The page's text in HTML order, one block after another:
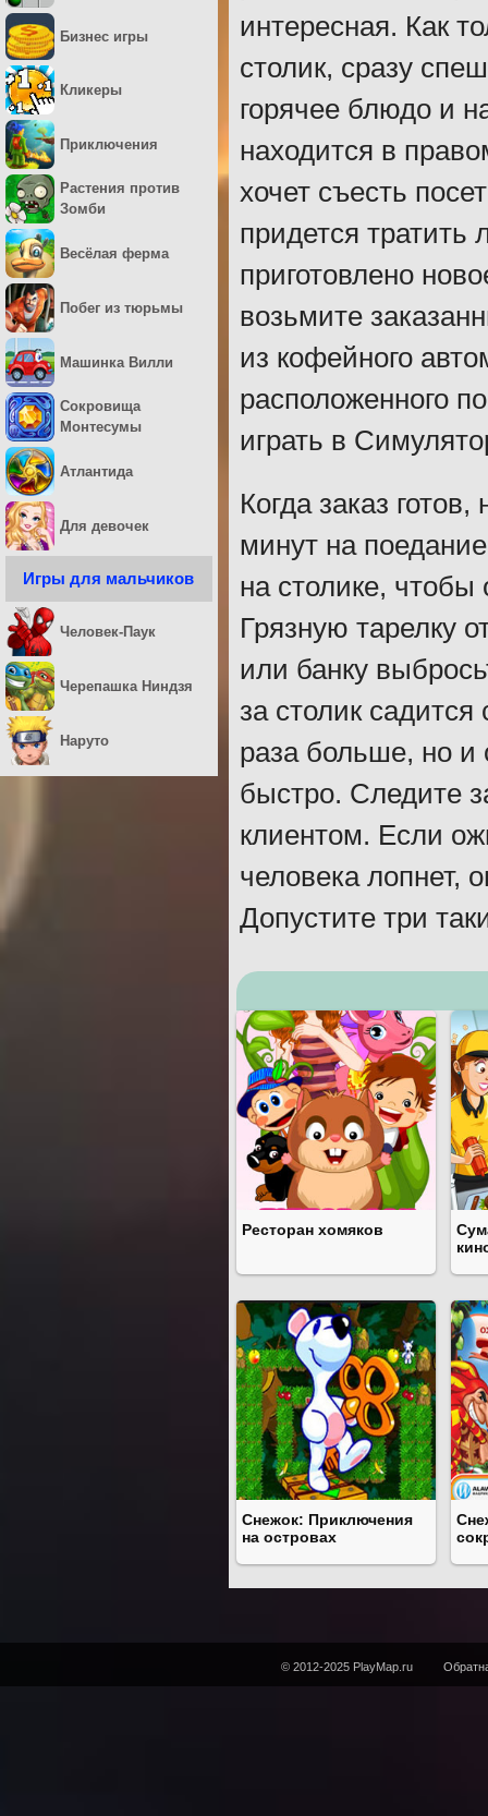
интересная. Как
столик, сразу
горячее блюдо и
находится в
хочет съесть
придется
приготовлено
возьмите
из кофейного
расположенного
играть в
Когда заказ
минут на
на столике, чтобы
Грязную тарелку
или банку
за столик
раза больше, но и
быстро. Следите
клиентом. Если
человека лопнет,
Допустите три
Ресторан хомяков
Снежок: Приключения
на островах
Бизнес игры
Кликеры
Приключения
Растения против
Зомби
Весёлая ферма
Побег из тюрьмы
Машинка Вилли
Сокровища
Монтесумы
Атлантида
Для девочек
Игры для мальчиков
Человек-Паук
Черепашка Ниндзя
Наруто
© 2012-2025 PlayMap.ru